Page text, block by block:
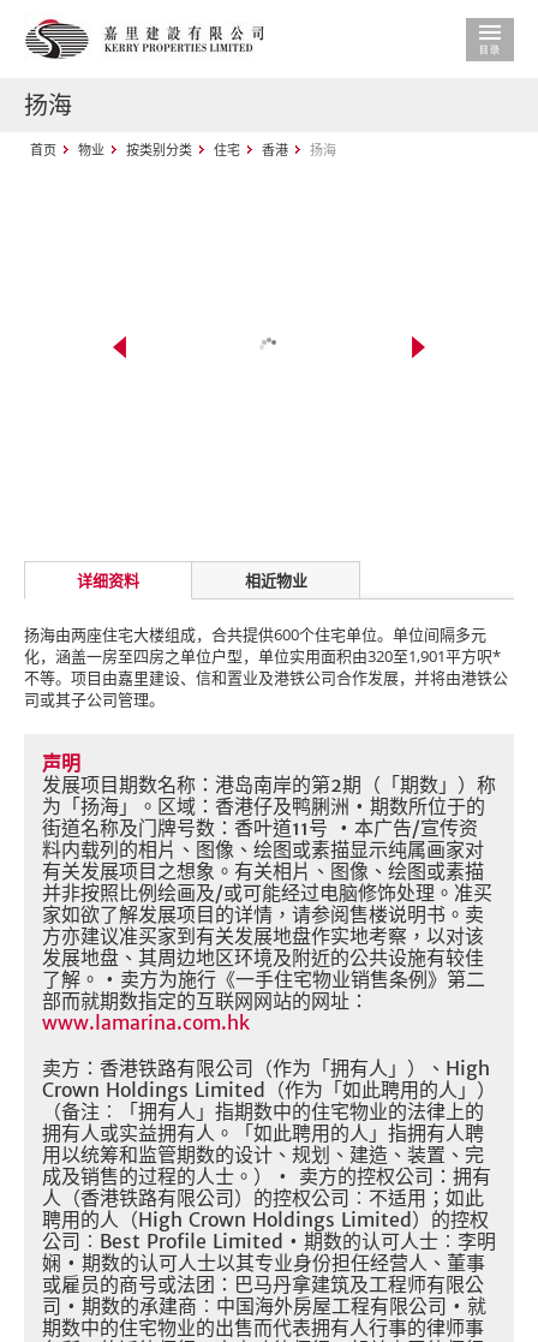
扬海
首页 物业 按类别分类 住宅 香港 扬海
详细资料 相近物业
扬海由两座住宅大楼组成，合共提供600个住宅单位。单位间隔多元
化，涵盖一房至四房之单位户型，单位实用面积由320至1,901平方呎*
不等。项目由嘉里建设、信和置业及港铁公司合作发展，并将由港铁公
司或其子公司管理。
声明
发展项目期数名称：港岛南岸的第2期（「期数」）称
为「扬海」。区域：香港仔及鸭脷洲 • 期数所位于的
街道名称及门牌号数：香叶道11号 • 本广告/宣传资
料内载列的相片、图像、绘图或素描显示纯属画家对
有关发展项目之想象。有关相片、图像、绘图或素描
并非按照比例绘画及/或可能经过电脑修饰处理。准买
家如欲了解发展项目的详情，请参阅售楼说明书。卖
方亦建议准买家到有关发展地盘作实地考察，以对该
发展地盘、其周边地区环境及附近的公共设施有较佳
了解。 • 卖方为施行《一手住宅物业销售条例》第二
部而就期数指定的互联网网站的网址：
www.lamarina.com.hk
卖方：香港铁路有限公司（作为「拥有人」）、 High
Crown Holdings Limited
（作为「如此聘用的人」）
（备注︰「拥有人」指期数中的住宅物业的法律上的
拥有人或实益拥有人。「如此聘用的人」指拥有人聘
用以统筹和监管期数的设计、规划、建造、装置、完
成及销售的过程的人士。）
• 卖方的控权公司：拥有
人（香港铁路有限公司）的控权公司︰不适用；如此
聘用的人（High Crown Holdings Limited ）的控权
公司︰ Best Profile Limited • 期数的认可人士︰李明
娴 • 期数的认可人士以其专业身份担任经营人、董事
或雇员的商号或法团：巴马丹拿建筑及工程师有限公
司 • 期数的承建商︰中国海外房屋工程有限公司 • 就
期数中的住宅物业的出售而代表拥有人行事的律师事